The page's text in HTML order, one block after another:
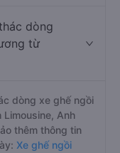
dòng
từ
dòng xe ghế ngồi
Anh
thêm thông tin
Xe ghế ngồi